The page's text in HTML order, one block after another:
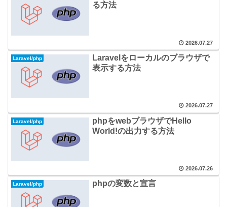
る方法
2026.07.27
Laravel/php
Laravelをローカルのブラウザで
表示する方法
2026.07.27
Laravel/php
phpをwebブラウザでHello
World!の出力する方法
2026.07.26
Laravel/php phpの変数と宣言